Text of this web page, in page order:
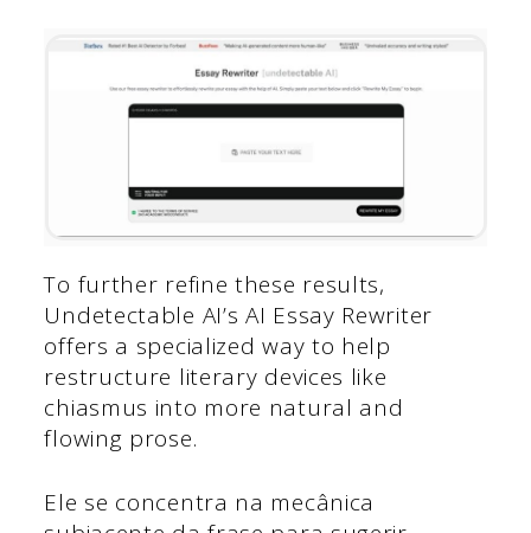
To further refine these results,
Undetectable AI’s AI Essay Rewriter
offers a specialized way to help
restructure literary devices like
chiasmus into more natural and
flowing prose.
Ele se concentra na mecânica